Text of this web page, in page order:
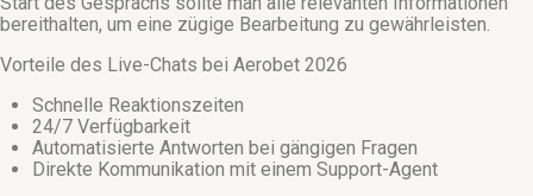
bereithalten, um eine zügige Bearbeitung zu gewährleisten.
Vorteile des Live-Chats bei Aerobet 2026
Schnelle Reaktionszeiten
24/7 Verfügbarkeit
Automatisierte Antworten bei gängigen Fragen
Direkte Kommunikation mit einem Support-Agent